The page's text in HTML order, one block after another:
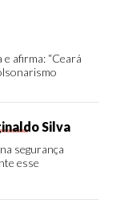
e afirma: “Ceará
Silva
segurança
esse